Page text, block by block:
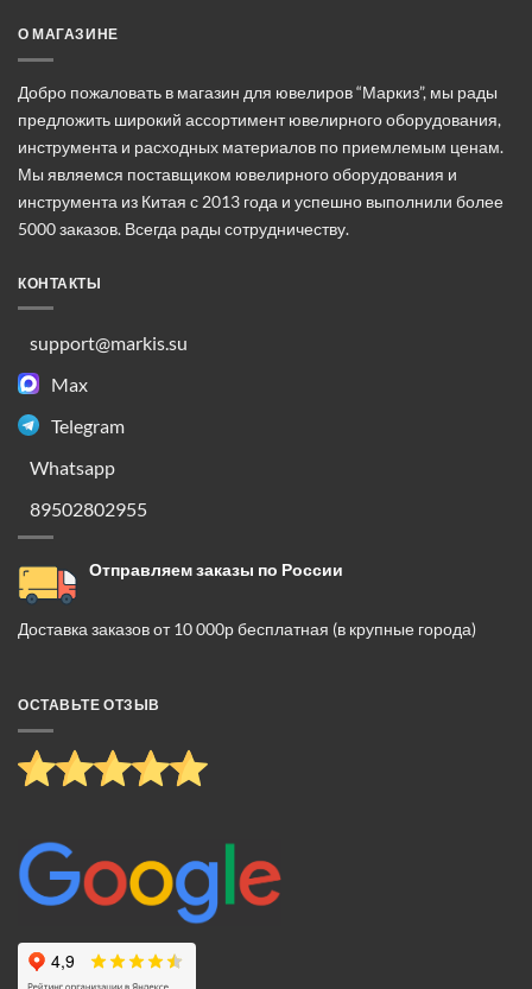
Опции
можно
на
странице
товара.
О МАГАЗИНЕ
Добро пожаловать в магазин для ювелиров “Маркиз”, мы рады
предложить широкий ассортимент ювелирного оборудования,
инструмента и расходных материалов по приемлемым ценам.
Мы являемся поставщиком ювелирного оборудования и
инструмента из Китая с 2013 года и успешно выполнили более
5000 заказов. Всегда рады сотрудничеству.
КОНТАКТЫ
support@markis.su
Max
Telegram
Whatsapp
89502802955
Отправляем заказы по России
Доставка заказов от 10 000р бесплатная (в крупные города)
ОСТАВЬТЕ ОТЗЫВ